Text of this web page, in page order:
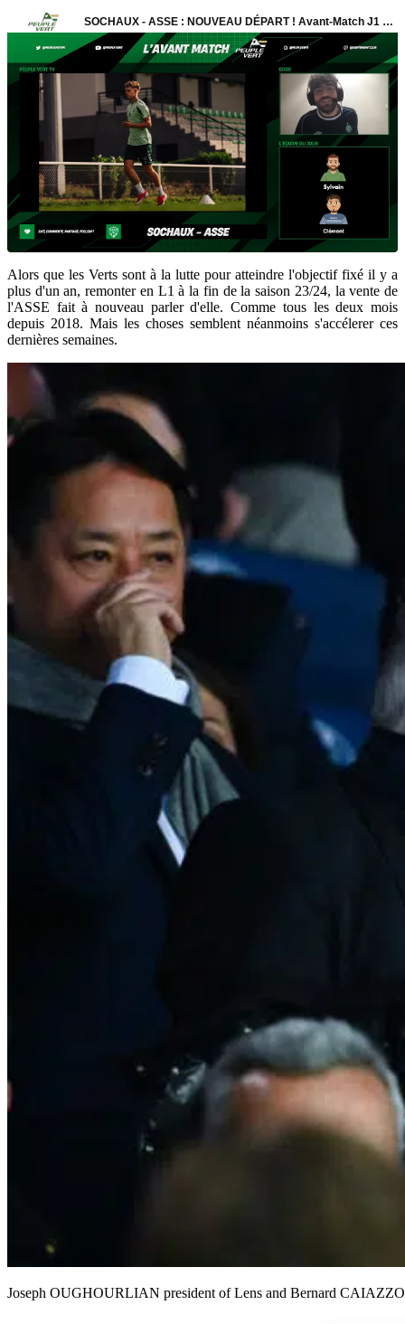
Alors que les Verts sont à la lutte pour atteindre l'objectif fixé il y a
plus d'un an, remonter en L1 à la fin de la saison 23/24, la vente de
l'ASSE fait à nouveau parler d'elle. Comme tous les deux mois
depuis 2018. Mais les choses semblent néanmoins s'accélerer ces
dernières semaines.
Joseph OUGHOURLIAN president of Lens and Bernard